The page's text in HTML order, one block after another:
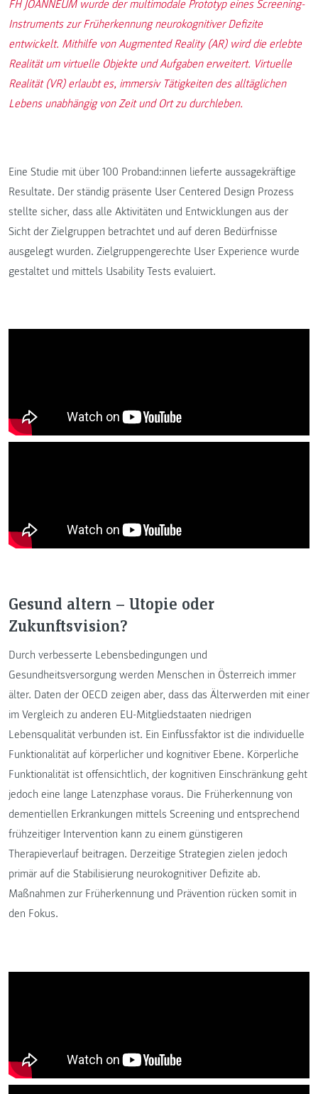
FH JOANNEUM wurde der multimodale Prototyp eines Screening-
Instruments zur Früherkennung neurokognitiver Defizite
entwickelt. Mithilfe von Augmented Reality (AR) wird die erlebte
Realität um virtuelle Objekte und Aufgaben erweitert. Virtuelle
Realität (VR) erlaubt es, immersiv Tätigkeiten des alltäglichen
Lebens unabhängig von Zeit und Ort zu durchleben.
Eine Studie mit über 100 Proband:innen lieferte aussagekräftige
Resultate. Der ständig präsente User Centered Design Prozess
stellte sicher, dass alle Aktivitäten und Entwicklungen aus der
Sicht der Zielgruppen betrachtet und auf deren Bedürfnisse
ausgelegt wurden. Zielgruppengerechte User Experience wurde
gestaltet und mittels Usability Tests evaluiert.
Gesund altern – Utopie oder
Zukunftsvision?
Durch verbesserte Lebensbedingungen und
Gesundheitsversorgung werden Menschen in Österreich immer
älter. Daten der OECD zeigen aber, dass das Älterwerden mit einer
im Vergleich zu anderen EU-Mitgliedstaaten niedrigen
Lebensqualität verbunden ist. Ein Einflussfaktor ist die individuelle
Funktionalität auf körperlicher und kognitiver Ebene. Körperliche
Funktionalität ist offensichtlich, der kognitiven Einschränkung geht
jedoch eine lange Latenzphase voraus. Die Früherkennung von
dementiellen Erkrankungen mittels Screening und entsprechend
frühzeitiger Intervention kann zu einem günstigeren
Therapieverlauf beitragen. Derzeitige Strategien zielen jedoch
primär auf die Stabilisierung neurokognitiver Defizite ab.
Maßnahmen zur Früherkennung und Prävention rücken somit in
den Fokus.